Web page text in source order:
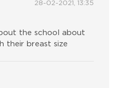
28-02-2021, 13:35
the school about
their breast size